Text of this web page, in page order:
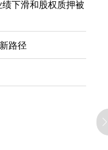
下滑和股权质押被
路径